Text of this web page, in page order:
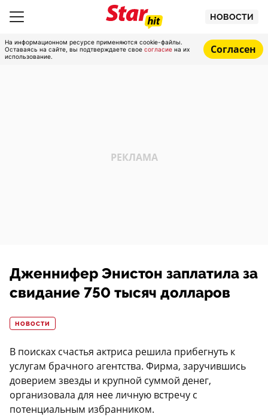
НОВОСТИ
На информационном ресурсе применяются cookie-файлы.
Оставаясь на сайте, вы подтверждаете свое согласие на их
использование.
Согласен
Дженнифер Энистон заплатила за
свидание 750 тысяч долларов
НОВОСТИ
В поисках счастья актриса решила прибегнуть к
услугам брачного агентства. Фирма, заручившись
доверием звезды и крупной суммой денег,
организовала для нее личную встречу с
потенциальным избранником.